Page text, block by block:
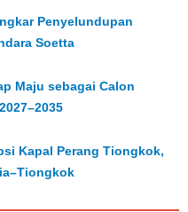
Penyelundupan
Soetta
Maju sebagai Calon
Kapal Perang Tiongkok,